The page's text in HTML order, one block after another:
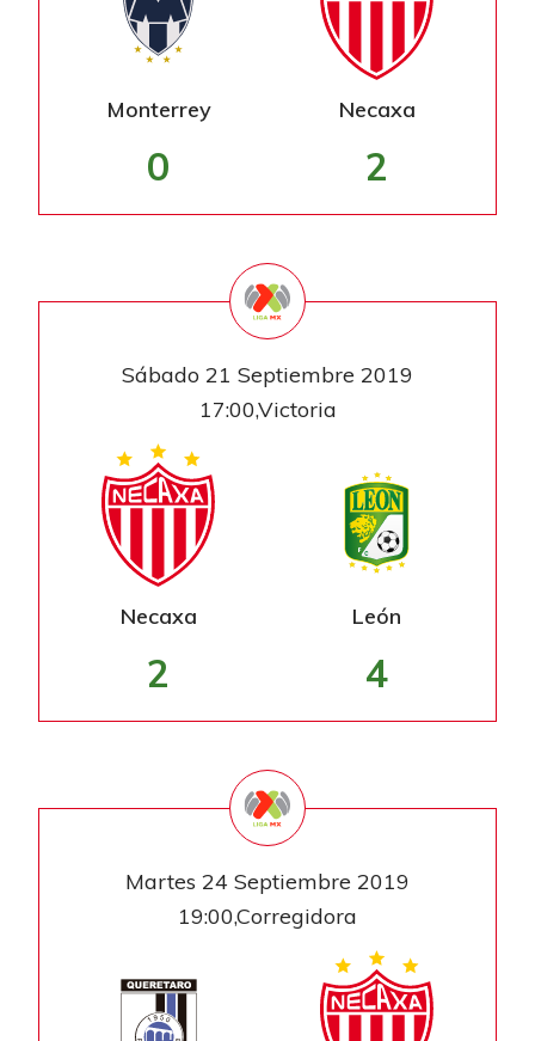
Monterrey
0
Necaxa
2
Sábado 21 Septiembre 2019
17:00,Victoria
Necaxa
2
León
4
Martes 24 Septiembre 2019
19:00,Corregidora